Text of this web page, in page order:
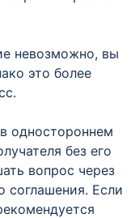
невозможно, вы
это более
одностороннем
без его
вопрос через
соглашения. Если